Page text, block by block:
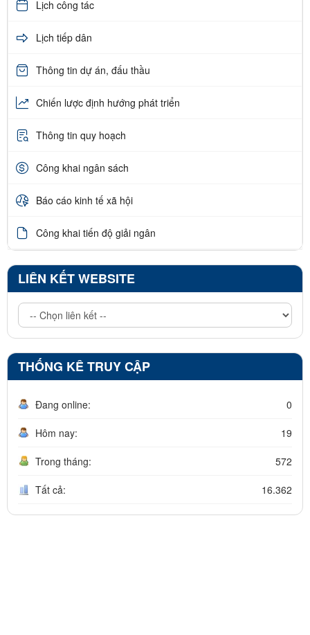
Lịch công tác
Lịch tiếp dân
Thông tin dự án, đấu thầu
Chiến lược định hướng phát triển
Thông tin quy hoạch
Công khai ngân sách
Báo cáo kinh tế xã hội
Công khai tiến độ giải ngân
LIÊN KẾT WEBSITE
THỐNG KÊ TRUY CẬP
Đang online: 0
Hôm nay: 19
Trong tháng: 572
Tất cả: 16.362